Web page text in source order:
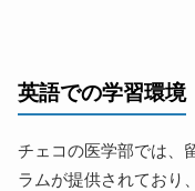
英語での学習環境
チェコの医学部では、
ラムが提供されており